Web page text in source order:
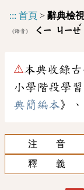
::: 首頁 > 辭典檢視
(語音) ㄑㄧ ㄐㄧㄝ
ˇ
⚠本典收錄古
小學階段學
典簡編本》
注 音
釋 義